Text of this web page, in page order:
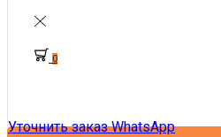
0
Уточнить заказ WhatsApp